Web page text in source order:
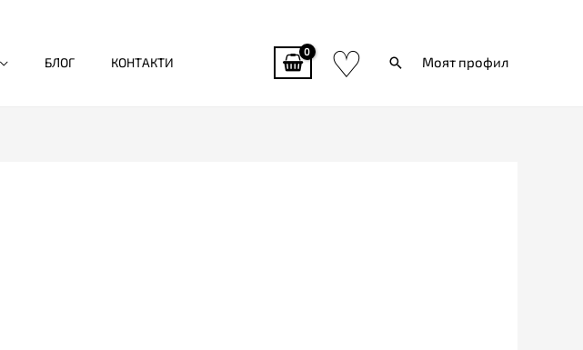
БЛОГ КОНТАКТИ ♡ ТърсиМоят профил